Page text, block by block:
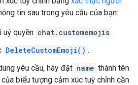
tin sau trong yêu cầu của bạn:
uỷ quyền chat.customemojis .
DeleteCustomEmoji() .
yêu cầu, hãy đặt name thành tên
biểu tượng cảm xúc tuỳ chỉnh cần